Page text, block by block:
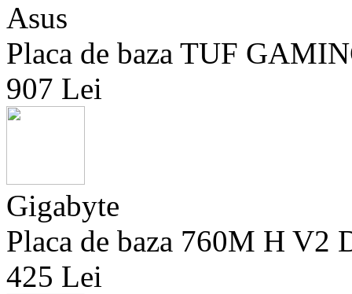
Asus
Placa de baza TUF
907 Lei
Gigabyte
Placa de baza 760M H V2
425 Lei